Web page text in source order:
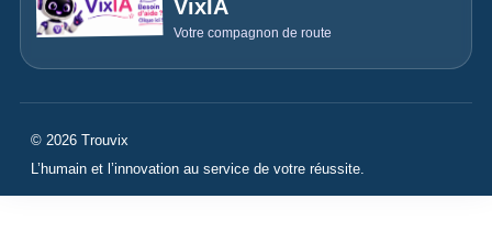
VixIA
Votre compagnon de route
© 2026 Trouvix
L’humain et l’innovation au service de votre réussite.